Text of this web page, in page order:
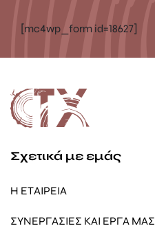
[mc4wp_form id=18627]
Σχετικά με εμάς
Η ΕΤΑΙΡΕΙΑ
ΣΥΝΕΡΓΑΣΙΕΣ ΚΑΙ ΕΡΓΑ ΜΑΣ